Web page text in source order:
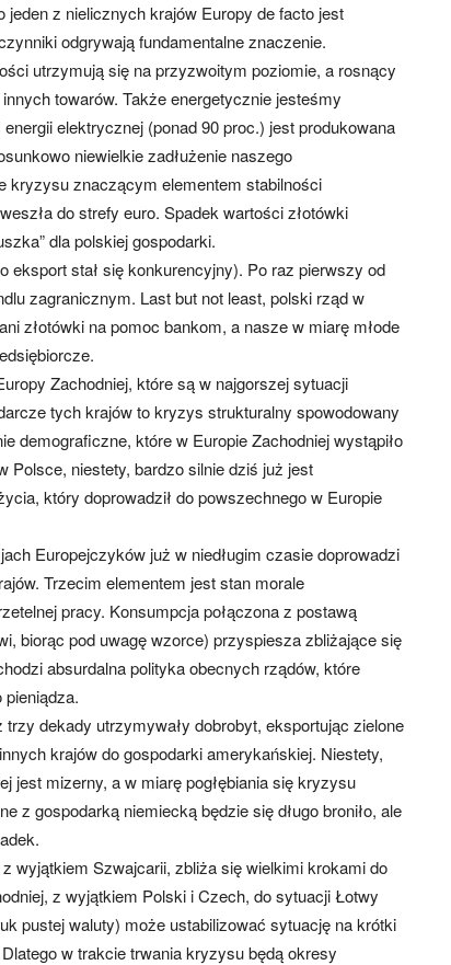
z nielicznych krajów Europy de facto jest
odgrywają fundamentalne znaczenie.
utrzymują się na przyzwoitym poziomie, a rosnący
towarów. Także energetycznie jesteśmy
elektrycznej (ponad 90 proc.) jest produkowana
niewielkie zadłużenie naszego
kryzysu znaczącym elementem stabilności
do strefy euro. Spadek wartości złotówki
dla polskiej gospodarki.
eksport stał się konkurencyjny). Po raz pierwszy od
zagranicznym. Last but not least, polski rząd w
złotówki na pomoc bankom, a nasze w miarę młode
Zachodniej, które są w najgorszej sytuacji
tych krajów to kryzys strukturalny spowodowany
demograficzne, które w Europie Zachodniej wystąpiło
Polsce, niestety, bardzo silnie dziś już jest
który doprowadził do powszechnego w Europie
Europejczyków już w niedługim czasie doprowadzi
Trzecim elementem jest stan morale
pracy. Konsumpcja połączona z postawą
biorąc pod uwagę wzorce) przyspiesza zbliżające się
absurdalna polityka obecnych rządów, które
dekady utrzymywały dobrobyt, eksportując zielone
krajów do gospodarki amerykańskiej. Niestety,
jest mizerny, a w miarę pogłębiania się kryzysu
z gospodarką niemiecką będzie się długo broniło, ale
wyjątkiem Szwajcarii, zbliża się wielkimi krokami do
z wyjątkiem Polski i Czech, do sytuacji Łotwy
pustej waluty) może ustabilizować sytuację na krótki
w trakcie trwania kryzysu będą okresy